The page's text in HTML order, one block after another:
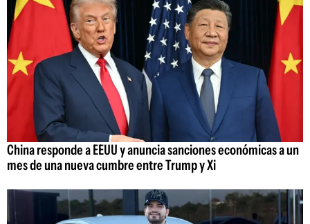
China responde a EEUU y anuncia sanciones económicas a un
mes de una nueva cumbre entre Trump y Xi